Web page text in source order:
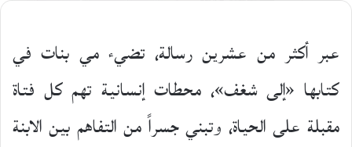
عبر أكثر من عشرين رسالة، تضيء مي بنات في
كتابها «إلى شغف»، محطات إنسانية تهم كل فتاة
مقبلة على الحياة، وتبني جسراً من التفاهم بين الابنة